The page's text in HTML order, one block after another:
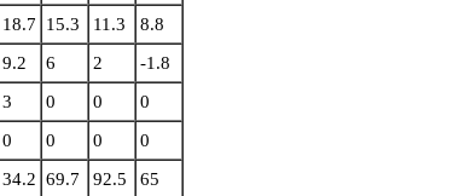
18.7 15.3 11.3
8.8
9.2 6 2
-1.8
3 0 0
0
0 0 0
0
34.2 69.7 92.5
65